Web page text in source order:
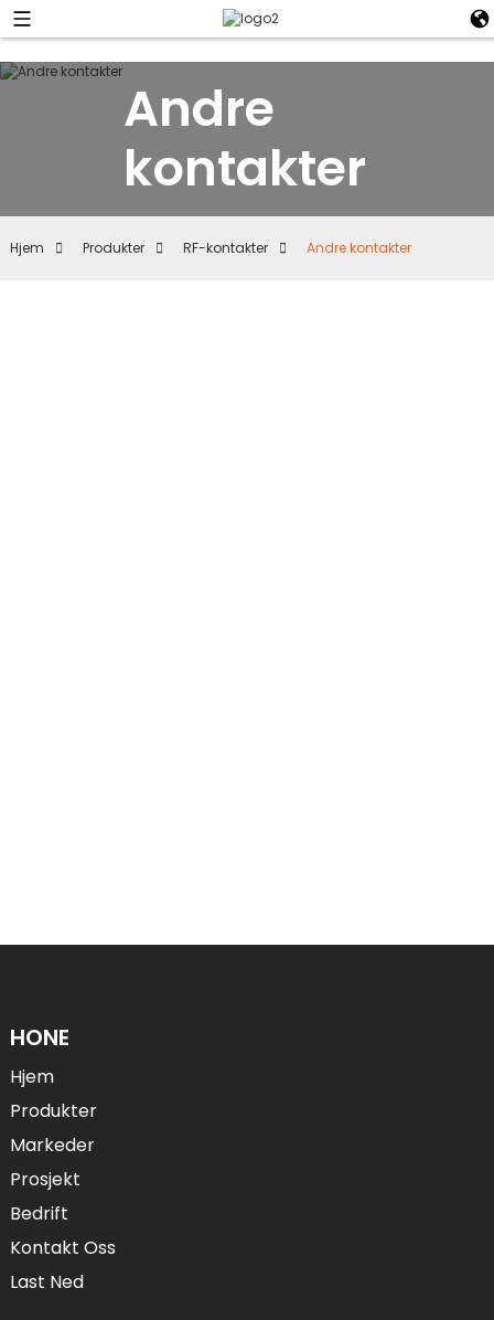
Andre
kontakter
Hjem Produkter RF-kontakter Andre kontakter
HONE
Hjem
Produkter
Markeder
Prosjekt
Bedrift
Kontakt Oss
Last Ned